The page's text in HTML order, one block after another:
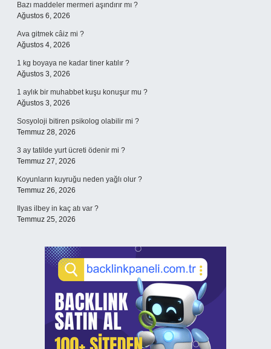
Bazı maddeler mermeri aşındırır mı ?
Ağustos 6, 2026
Ava gitmek câiz mi ?
Ağustos 4, 2026
1 kg boyaya ne kadar tiner katılır ?
Ağustos 3, 2026
1 aylık bir muhabbet kuşu konuşur mu ?
Ağustos 3, 2026
Sosyoloji bitiren psikolog olabilir mi ?
Temmuz 28, 2026
3 ay tatilde yurt ücreti ödenir mi ?
Temmuz 27, 2026
Koyunların kuyruğu neden yağlı olur ?
Temmuz 26, 2026
Ilyas ilbey in kaç atı var ?
Temmuz 25, 2026